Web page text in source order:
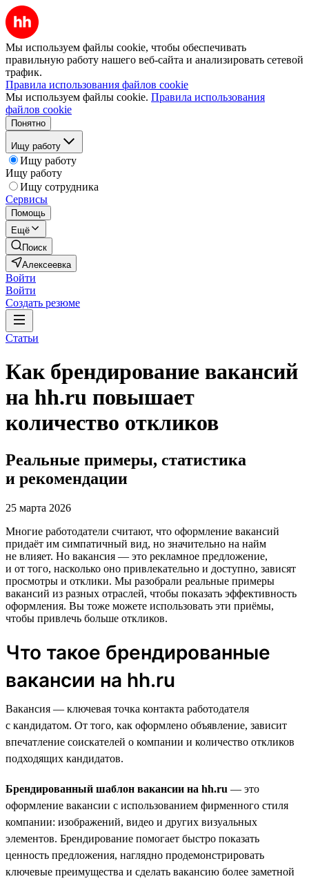
Мы используем файлы cookie, чтобы обеспечивать
правильную работу нашего веб-сайта и анализировать сетевой
трафик.
Правила использования файлов cookie
Мы используем файлы cookie. Правила использования
файлов cookie
Понятно
Ищу работу
Ищу работу
Ищу работу
Ищу сотрудника
Сервисы
Помощь
Ещё
Поиск
Алексеевка
Войти
Войти
Создать резюме
Статьи
Как брендирование вакансий
на hh.ru повышает
количество откликов
Реальные примеры, статистика
и рекомендации
25 марта 2026
Многие работодатели считают, что оформление вакансий
придаёт им симпатичный вид, но значительно на найм
не влияет. Но вакансия — это рекламное предложение,
и от того, насколько оно привлекательно и доступно, зависят
просмотры и отклики. Мы разобрали реальные примеры
вакансий из разных отраслей, чтобы показать эффективность
оформления. Вы тоже можете использовать эти приёмы,
чтобы привлечь больше откликов.
Что такое брендированные
вакансии на hh.ru
Вакансия — ключевая точка контакта работодателя
с кандидатом. От того, как оформлено объявление, зависит
впечатление соискателей о компании и количество откликов
подходящих кандидатов.
Брендированный шаблон вакансии на hh.ru — это
оформление вакансии с использованием фирменного стиля
компании: изображений, видео и других визуальных
элементов. Брендирование помогает быстро показать
ценность предложения, наглядно продемонстрировать
ключевые преимущества и сделать вакансию более заметной